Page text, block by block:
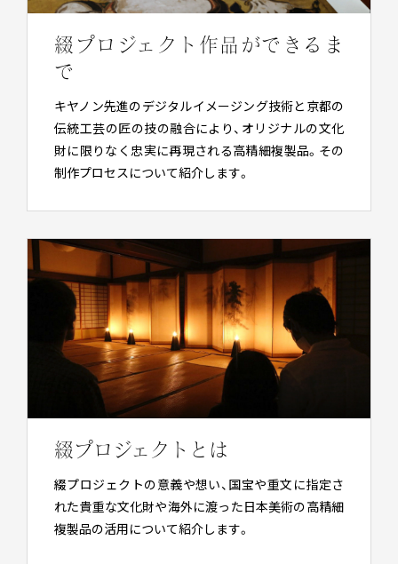
綴プロジェクト作品ができるま
で
キヤノン先進のデジタルイメージング技術と京都の
伝統工芸の匠の技の融合により、オリジナルの文化
財に限りなく忠実に再現される高精細複製品。その
制作プロセスについて紹介します。
綴プロジェクトとは
綴プロジェクトの意義や想い、国宝や重文に指定さ
れた貴重な文化財や海外に渡った日本美術の高精細
複製品の活用について紹介します。